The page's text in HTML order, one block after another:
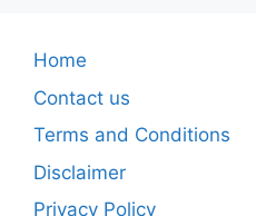
Home
Contact us
Terms and Conditions
Disclaimer
Privacy Policy